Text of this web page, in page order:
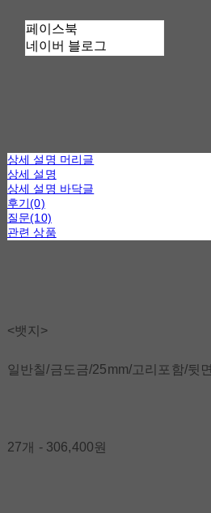
페이스북
네이버 블로그
상세 설명 머리글
상세 설명
상세 설명 바닥글
후기(0)
질문(10)
관련 상품
<뱃지>
일반칠/금도금/25mm/고리포함/뒷
27개 - 306,400원